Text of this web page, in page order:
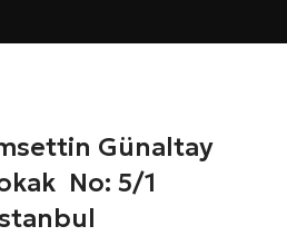
Günaltay
No: 5/1